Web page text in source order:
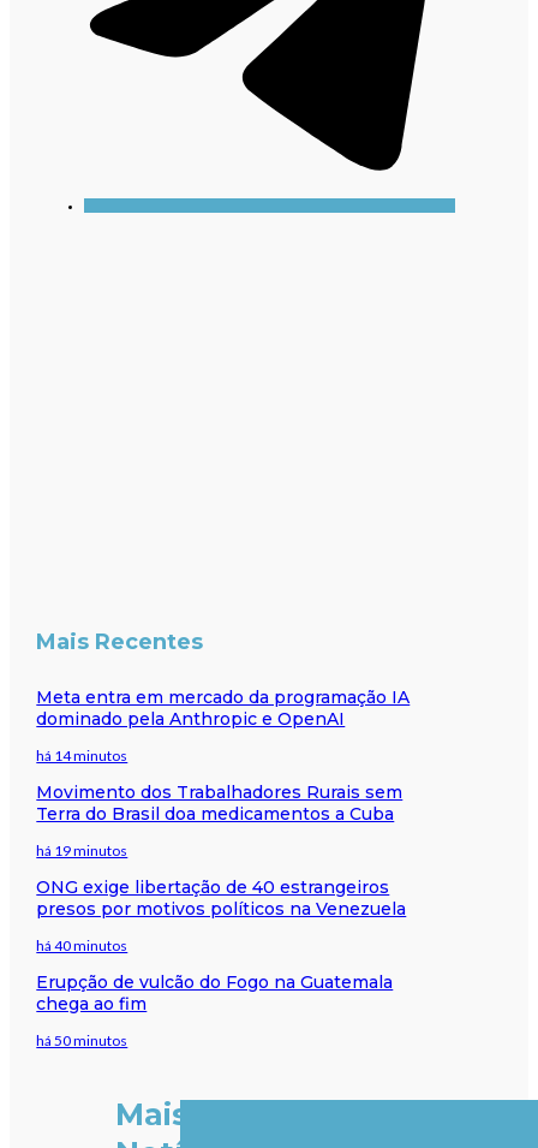
Mais Recentes
Meta entra em mercado da programação IA
dominado pela Anthropic e OpenAI
há 14 minutos
Movimento dos Trabalhadores Rurais sem
Terra do Brasil doa medicamentos a Cuba
há 19 minutos
ONG exige libertação de 40 estrangeiros
presos por motivos políticos na Venezuela
há 40 minutos
Erupção de vulcão do Fogo na Guatemala
chega ao fim
há 50 minutos
Mais